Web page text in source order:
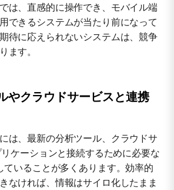
は、直感的に操作でき、モバイル端
できるシステムが当たり前になって
待に応えられないシステムは、競争
ます。
やクラウドサービスと連携
は、最新の分析ツール、クラウドサ
ケーションと接続するために必要な
ていることが多くあります。効率的
なければ、情報はサイロ化したまま